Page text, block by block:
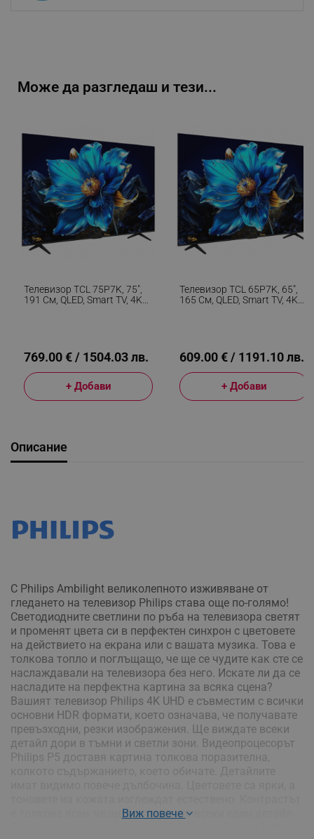
Може да разгледаш и тези...
Телевизор TCL 75P7K, 75",
191 См, QLED, Smart TV, 4K
769.00 € / 1504.03 лв.
+ Добави
Телевизор TCL 65P7K, 65",
165 См, QLED, Smart TV, 4K
609.00 € / 1191.10 лв.
+ Добави
Описание
С Philips Ambilight великолепното изживяване от
гледането на телевизор Philips става още по-голямо!
Светодиодните светлини по ръба на телевизора светят
и променят цвета си в перфектен синхрон с цветовете
на действието на екрана или с вашата музика. Това е
толкова топло и поглъщащо, че ще се чудите как сте се
наслаждавали на телевизора без него. Искате ли да се
насладите на перфектна картина за всяка сцена?
Вашият телевизор Philips 4K UHD е съвместим с всички
основни HDR формати, което означава, че получавате
превъзходни, резки изображения. Ще виждате всеки
детайл дори в тъмни и светли зони. Видеопроцесорът
Philips P5 доставя картина толкова поразителна,
е толкова ясен, че ще почувствате всеки един детайл.
Виж повече